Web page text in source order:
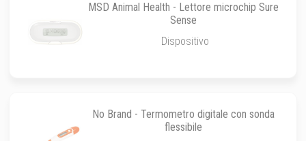
MSD Animal Health - Lettore microchip Sure
Sense
Dispositivo
No Brand - Termometro digitale con sonda
flessibile